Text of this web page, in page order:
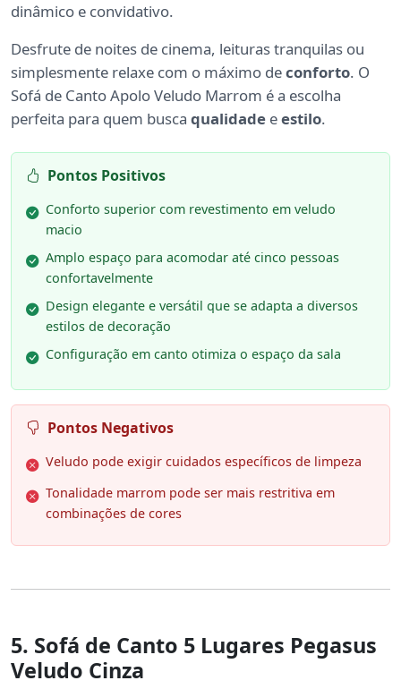
dinâmico e convidativo.
Desfrute de noites de cinema, leituras tranquilas ou
simplesmente relaxe com o máximo deconforto. O
Sofá de Canto Apolo Veludo Marrom é a escolha
perfeita para quem busca qualidade eestilo.
Pontos Positivos
Conforto superior com revestimento em veludo
macio
Amplo espaço para acomodar até cinco pessoas
confortavelmente
Design elegante e versátil que se adapta a diversos
estilos de decoração
Configuração em canto otimiza o espaço da sala
Pontos Negativos
Veludo pode exigir cuidados específicos de limpeza
Tonalidade marrom pode ser mais restritiva em
combinações de cores
5. Sofá de Canto 5 Lugares Pegasus
Veludo Cinza